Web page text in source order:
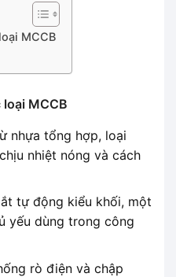
MCCB
MCCB
nhựa tổng hợp, loại
nhiệt nóng và cách
tự động kiểu khối, một
yếu dùng trong công
rò điện và chập